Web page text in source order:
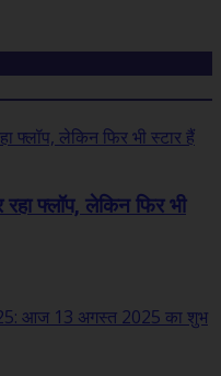
फ्लॉप, लेकिन फिर भी